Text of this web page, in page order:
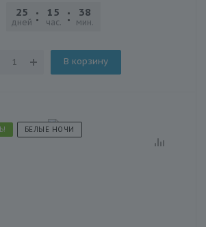
25
дней
15
час.
38
мин.
В корзину
БЕЛЫЕ НОЧИ